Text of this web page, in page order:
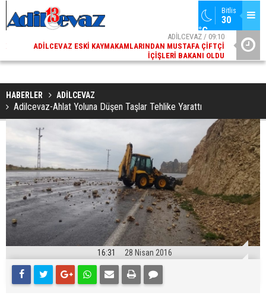
Bitlis
30
°C
ADİLCEVAZ / 09:10
ADILCEVAZ ESKI KAYMAKAMLARINDAN MUSTAFA ÇIFTÇI
İÇIŞLERI BAKANI OLDU
HABERLER ADİLCEVAZ
Adilcevaz-Ahlat Yoluna Düşen Taşlar Tehlike Yarattı
16:31 28 Nisan 2016